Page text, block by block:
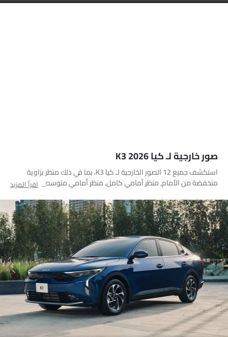
صور خارجية لـ كيا K3 2026
استكشف جميع 12 الصور الخارجية لـ كيا K3، بما في ذلك منظر بزاوية
منخفضة من الأمام, منظر أمامي كامل, منظر أمامي متوسط, منظر
مصباح أمامي, مصباح خلفي, منظر الصندوق عن قرب, عجلة, منظر متوسط
الزاوية الأمامية
اقرأ المزيد